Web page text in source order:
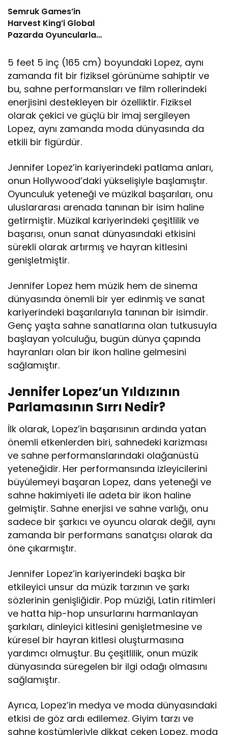
Semruk Games’in
Harvest King’i Global
Pazarda Oyuncularla
5 feet 5 inç (165 cm) boyundaki Lopez, aynı
zamanda fit bir fiziksel görünüme sahiptir ve
bu, sahne performansları ve film rollerindeki
enerjisini destekleyen bir özelliktir. Fiziksel
olarak çekici ve güçlü bir imaj sergileyen
Lopez, aynı zamanda moda dünyasında da
etkili bir figürdür.
Jennifer Lopez’in kariyerindeki patlama anları,
onun Hollywood’daki yükselişiyle başlamıştır.
Oyunculuk yeteneği ve müzikal başarıları, onu
uluslararası arenada tanınan bir isim haline
getirmiştir. Müzikal kariyerindeki çeşitlilik ve
başarısı, onun sanat dünyasındaki etkisini
sürekli olarak artırmış ve hayran kitlesini
genişletmiştir.
Jennifer Lopez hem müzik hem de sinema
dünyasında önemli bir yer edinmiş ve sanat
kariyerindeki başarılarıyla tanınan bir isimdir.
Genç yaşta sahne sanatlarına olan tutkusuyla
başlayan yolculuğu, bugün dünya çapında
hayranları olan bir ikon haline gelmesini
sağlamıştır.
Jennifer Lopez’un Yıldızının
Parlamasının Sırrı Nedir?
İlk olarak, Lopez’in başarısının ardında yatan
önemli etkenlerden biri, sahnedeki karizması
ve sahne performanslarındaki olağanüstü
yeteneğidir. Her performansında izleyicilerini
büyülemeyi başaran Lopez, dans yeteneği ve
sahne hakimiyeti ile adeta bir ikon haline
gelmiştir. Sahne enerjisi ve sahne varlığı, onu
sadece bir şarkıcı ve oyuncu olarak değil, aynı
zamanda bir performans sanatçısı olarak da
öne çıkarmıştır.
Jennifer Lopez’in kariyerindeki başka bir
etkileyici unsur da müzik tarzının ve şarkı
sözlerinin genişliğidir. Pop müziği, Latin ritimleri
ve hatta hip-hop unsurlarını harmanlayan
şarkıları, dinleyici kitlesini genişletmesine ve
küresel bir hayran kitlesi oluşturmasına
yardımcı olmuştur. Bu çeşitlilik, onun müzik
dünyasında süregelen bir ilgi odağı olmasını
sağlamıştır.
Ayrıca, Lopez’in medya ve moda dünyasındaki
etkisi de göz ardı edilemez. Giyim tarzı ve
sahne kostümleriyle dikkat çeken Lopez, moda